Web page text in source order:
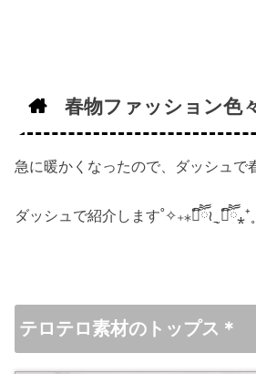
春物ファッション色
急に暖かくなったので、ダッシュで
ダッシュで紹介します˚✧₊⁎❝᷀ົཽ≀ˍ̮ ❝᷀ົཽ
テロテロ素材のトップス＊